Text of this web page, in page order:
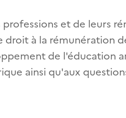
et de leurs
à la rémunération
de l'éducation
ainsi qu'aux